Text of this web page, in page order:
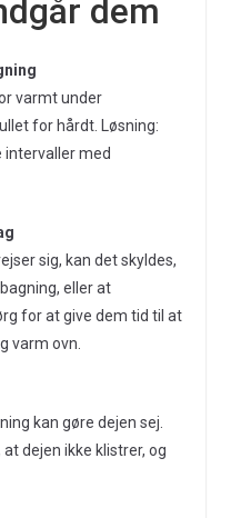
dem
varmt under
for hårdt. Løsning:
intervaller med
sig, kan det skyldes,
eller at
for at give dem tid til at
varm ovn.
kan gøre dejen sej.
dejen ikke klistrer, og